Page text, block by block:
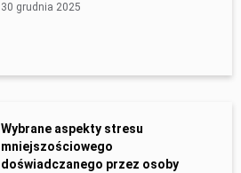
30 grudnia 2025
Wybrane aspekty stresu
mniejszościowego
doświadczanego przez osoby